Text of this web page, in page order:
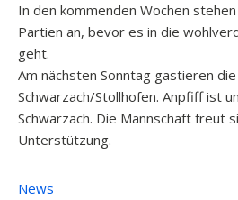
In den kommenden Wochen
Partien an, bevor es in die
geht.
Am nächsten Sonntag gastieren
Schwarzach/Stollhofen. Anpfiff ist
Schwarzach. Die Mannschaft freut
Unterstützung.
News